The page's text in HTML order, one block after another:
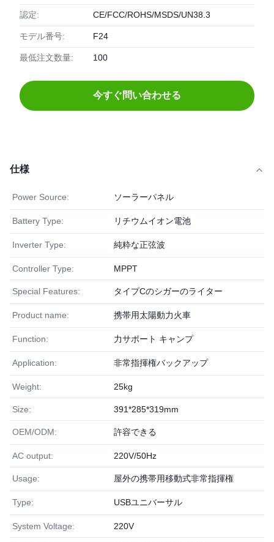
認定: CE/FCC/ROHS/MSDS/UN38.3
モデル番号: F24
最低注文数量: 100
今すぐ問い合わせる
仕様
Power Source: ソーラーパネル
Battery Type: リチウムイオン電池
Inverter Type: 純粋な正弦波
Controller Type: MPPT
Special Features: タイプCのシガーのライター
Product name: 携帯用太陽動力火車
Function: 力サポート キャンプ
Application: 非常指揮権バックアップ
Weight: 25kg
Size: 391*28​​5*319mm
OEM/ODM: 許容できる
AC output: 220V/50Hz
Usage: 屋外の携帯用移動式非常指揮権
Type: USBユニバーサル
System Voltage: 220V